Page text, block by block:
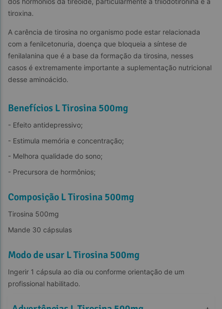
tiroxina.
A carência de tirosina no organismo pode estar relacionada
com a fenilcetonuria, doença que bloqueia a síntese de
fenilalanina que é a base da formação da tirosina, nesses
casos é extremamente importante a suplementação nutricional
desse aminoácido.
Benefícios L Tirosina 500mg
- Efeito antidepressivo;
- Estimula memória e concentração;
- Melhora qualidade do sono;
- Precursora de hormônios;
Composição L Tirosina 500mg
Tirosina 500mg
Mande 30 cápsulas
Modo de usar L Tirosina 500mg
Ingerir 1 cápsula ao dia ou conforme orientação de um
profissional habilitado.